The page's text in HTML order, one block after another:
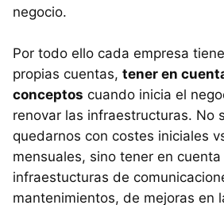
negocio.
Por todo ello cada empresa
propias cuentas, tener en
conceptos cuando inicia el
renovar las infraestructuras. No
quedarnos con costes iniciales
mensuales, sino tener en
infraestucturas de
mantenimientos, de mejoras en